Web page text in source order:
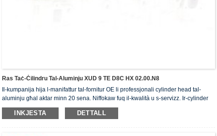
Ras Taċ-Ċilindru Tal-Aluminju XUD 9 TE D8C HX 02.00.N8
Il-kumpanija hija l-manifattur tal-fornitur OE li professjonali cylinder head tal-
aluminju għal aktar minn 20 sena. Niffokaw fuq il-kwalità u s-servizz. Ir-cylinder
head jiksbu ċ-ċertifikat ta' awtentikazzjoni ISO16949, "ir-ras taċ-ċilindru b'siġillar
għoli", "il-ħajja utli twila tar-ras taċ-ċilindru" u l-5 brevetti l-oħra tal-mudell ta'
INKJESTA DETTALL